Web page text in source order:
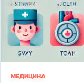
МЕДИЦИНА